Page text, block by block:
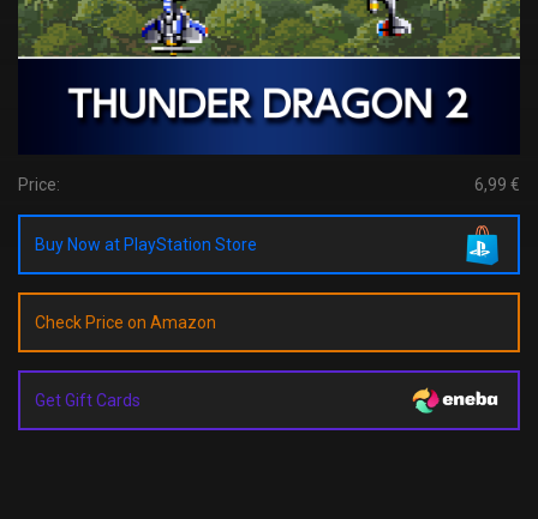
Price: 6,99 €
Buy Now at PlayStation Store
Check Price on Amazon
Get Gift Cards